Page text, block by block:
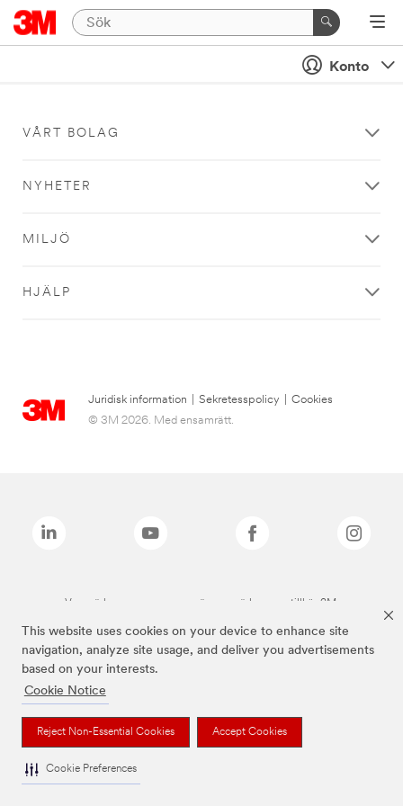
This website uses cookies on your device to enhance site
navigation, analyze site usage, and deliver you advertisements
based on your interests.
Cookie Notice
Reject Non-Essential Cookies Accept Cookies
Cookie Preferences
Konto
VÅRT BOLAG
NYHETER
MILJÖ
HJÄLP
Juridisk information Sekretesspolicy
Cookies
© 3M 2026. Med ensamrätt.
Varumärken som anges ovan är varumärken som tillhör 3M.